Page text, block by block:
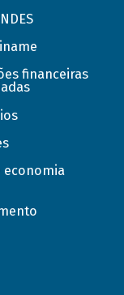
financeiras
economia